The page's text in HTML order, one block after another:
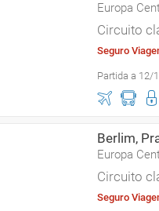
Europa
Circuito
Seguro
Partida a 12/
Berlim,
Europa
Circuito
Seguro